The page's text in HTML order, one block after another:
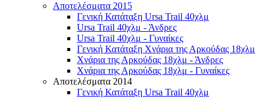
Αποτελέσματα 2015
Γενική Κατάταξη Ursa Trail 40χλμ
Ursa Trail 40χλμ - Άνδρες
Ursa Trail 40χλμ - Γυναίκες
Γενική Κατάταξη Χνάρια της Αρκούδας 18χλμ
Χνάρια της Αρκούδας 18χλμ - Άνδρες
Χνάρια της Αρκούδας 18χλμ - Γυναίκες
Αποτελέσματα 2014
Γενική Κατάταξη Ursa Trail 40χλμ